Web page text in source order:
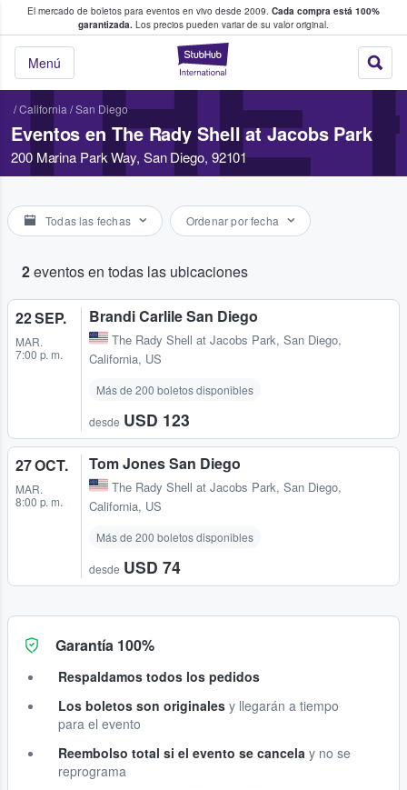
El mercado de boletos para eventos en vivo desde 2009. Cada compra está 100%
garantizada. Los precios pueden variar de su valor original.
StubHub: donde
Menú
fans compran y venden boletos
/California /San Diego
Eventos en The Rady Shell at Jacobs Park
200 Marina Park Way, San Diego, 92101
Todas las fechas Ordenar por fecha
2eventos en todas las ubicaciones
22 SEP.
MAR.
7:00 p. m.
Brandi Carlile San Diego
The Rady Shell at Jacobs Park, San Diego,
California, US
Más de 200 boletos disponibles
desde USD 123
27 OCT.
MAR.
8:00 p. m.
Tom Jones San Diego
The Rady Shell at Jacobs Park, San Diego,
California, US
Más de 200 boletos disponibles
desde USD 74
Garantía 100%
Respaldamos todos los pedidos
Los boletos son originales y llegarán a tiempo
para el evento
Reembolso total si el evento se cancela y no se
reprograma